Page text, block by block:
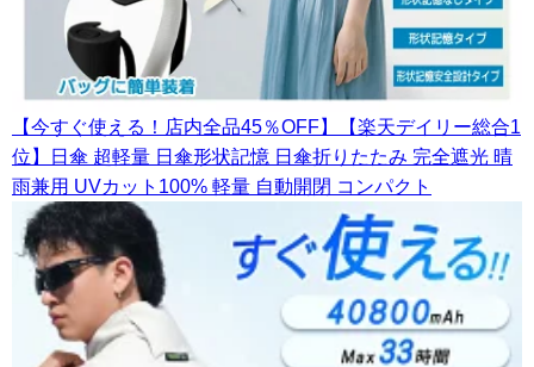
【今すぐ使える！店内全品45％OFF】【楽天デイリー総合1
位】日傘 超軽量 日傘形状記憶 日傘折りたたみ 完全遮光 晴
雨兼用 UVカット100% 軽量 自動開閉 コンパクト